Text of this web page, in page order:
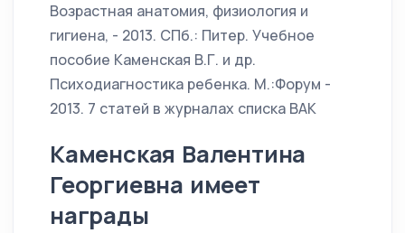
Возрастная анатомия, физиология и
гигиена, - 2013. СПб.: Питер. Учебное
пособие Каменская В.Г. и др.
Психодиагностика ребенка. М.:Форум -
2013. 7 статей в журналах списка ВАК
Каменская Валентина
Георгиевна имеет
награды